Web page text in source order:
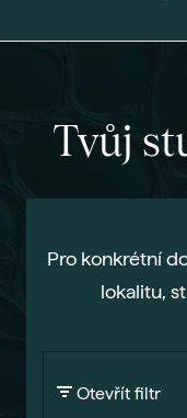
Tvůj
Pro konkrétní
lokalitu,
Otevřít filtr